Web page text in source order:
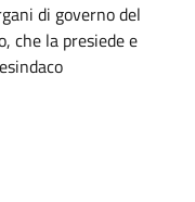
di governo del
che la presiede e